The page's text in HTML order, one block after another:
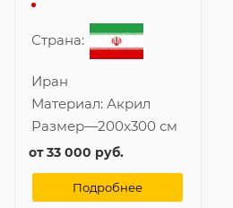
Страна:
Иран
Материал: Акрил
Размер—200x300 см
от33 000 руб.
Подробнее